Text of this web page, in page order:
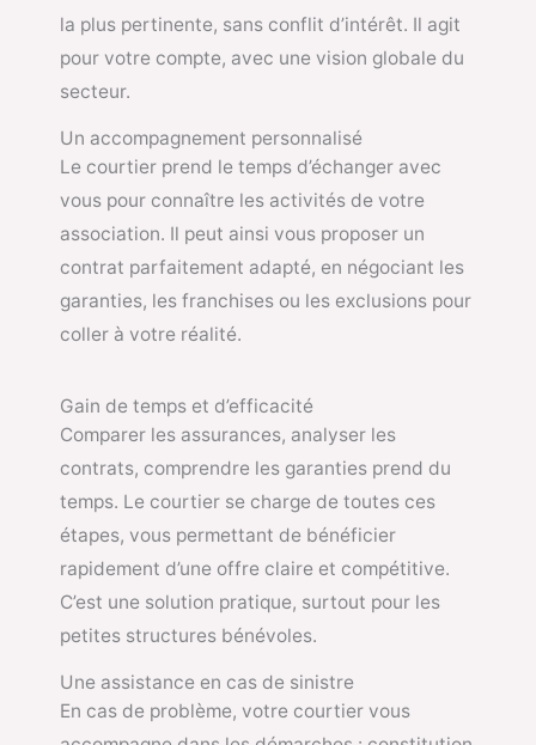
la plus pertinente, sans conflit d’intérêt. Il agit
pour votre compte, avec une vision globale du
secteur.
Un accompagnement personnalisé
Le courtier prend le temps d’échanger avec
vous pour connaître les activités de votre
association. Il peut ainsi vous proposer un
contrat parfaitement adapté, en négociant les
garanties, les franchises ou les exclusions pour
coller à votre réalité.
Gain de temps et d’efficacité
Comparer les assurances, analyser les
contrats, comprendre les garanties prend du
temps. Le courtier se charge de toutes ces
étapes, vous permettant de bénéficier
rapidement d’une offre claire et compétitive.
C’est une solution pratique, surtout pour les
petites structures bénévoles.
Une assistance en cas de sinistre
En cas de problème, votre courtier vous